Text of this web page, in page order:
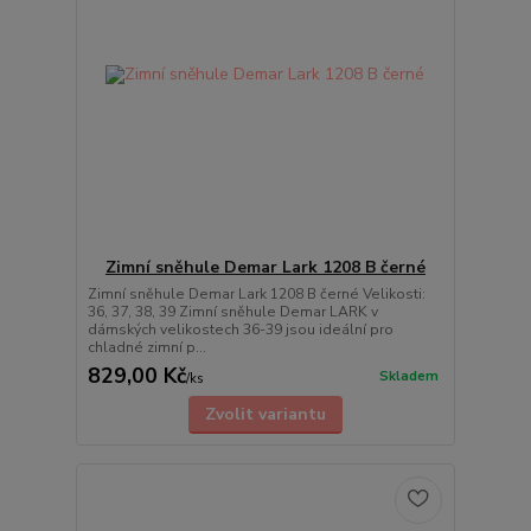
Zimní sněhule Demar Lark 1208 B černé
Zimní sněhule Demar Lark 1208 B černé Velikosti:
36, 37, 38, 39 Zimní sněhule Demar LARK v
dámských velikostech 36-39 jsou ideální pro
chladné zimní p...
829,00 Kč/ks Skladem
Zvolit variantu